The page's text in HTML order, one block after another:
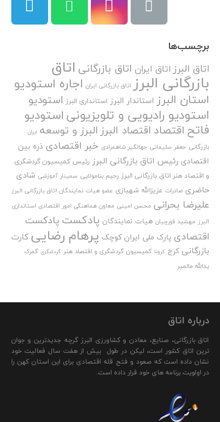
برچسب‌ها
اتاق البرزاتاق ایران اتاق بازرگانی اتاق
بازرگانی البرز اتاق بازرگانی ایران اجاره استودیو
استان البرز استاندار البرز استانداری البرز استودیو
استودیو رادیویی و تلویزیونیاستودیو
فاتح اقتصاد اقتصاد البرزالبرز و توسعه ایران
بازرگانی جعفر سلیمانی جهانگیر شاهمرادی خبر اقتصادی ذره بین
اقتصادی رئیس اتاق بازرگانی البرز رئیس کمیسیون گردشگری
و اقتصاد هنر اتاق بازرگانی البرز رحیم بنامولایی سمینار آموزشی شادی
حاضری صادرات عزیزالله شهبازی عضو هیات نمایندگان اتاق بازرگانی البرز
علیرضا بحرانی محسن امینی معاون هماهنگی امور اقتصادی استانداری
البرز مهشید قورچیان هیات نمایندگان پادکست پادکست
اقتصادی پارک ملی ایران کوچک پرهام رضایی کارت
بازرگانی کرج کرونا کمیسیون گردشگری و اقتصاد هنر گردشگری گمرک
یدالله مالمیر
درباره اتاق
اتاق بازرگانی، صنایع، معادن و کشاورزی البرز گرچه جدیدترین و جوان
ترین اتاق کشور است، لیکن در طول بیش از هفت سال فعالیت خود
نشان داده است که صعود و فتح قله اقتصادی برای این استان کهن را
در اولویت برنامه های خود قرار داده است.